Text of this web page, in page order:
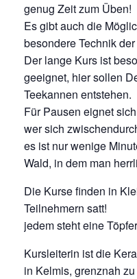
genug Zeit zum Üben!
Es gibt auch die
besondere Technik
Der lange Kurs ist
geeignet, hier sollen
Teekannen entstehen.
Für Pausen eignet
wer sich
es ist nur wenige
Wald, in dem man
Die Kurse finden in
Teilnehmern satt!
jedem steht eine
Kursleiterin ist die
in Kelmis, grenznah